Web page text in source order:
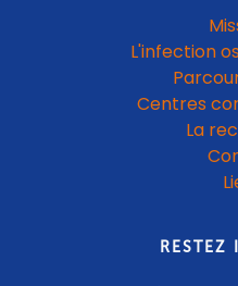
L'infection
Centres
La
RESTEZ